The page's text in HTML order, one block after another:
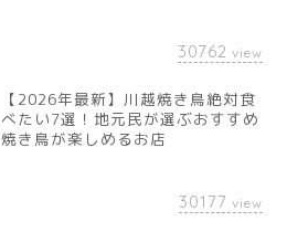
30762 view
【2026年最新】川越焼き鳥絶対食
べたい7選！地元民が選ぶおすすめ
焼き鳥が楽しめるお店
30177 view